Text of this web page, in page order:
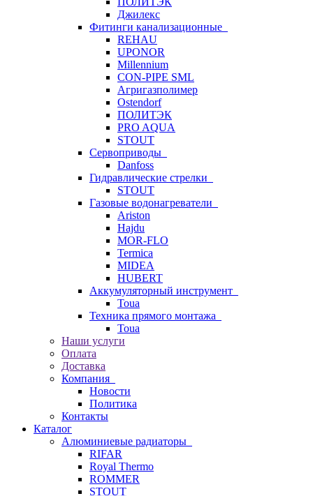
Джилекс
Фитинги канализационные
REHAU
UPONOR
Millennium
CON-PIPE SML
Агригазполимер
Ostendorf
ПОЛИТЭК
PRO AQUA
STOUT
Сервоприводы
Danfoss
Гидравлические стрелки
STOUT
Газовые водонагреватели
Ariston
Hajdu
MOR-FLO
Termica
MIDEA
HUBERT
Аккумуляторный инструмент
Toua
Техника прямого монтажа
Toua
Наши услуги
Оплата
Доставка
Компания
Новости
Политика
Контакты
Каталог
Алюминиевые радиаторы
RIFAR
Royal Thermo
ROMMER
STOUT